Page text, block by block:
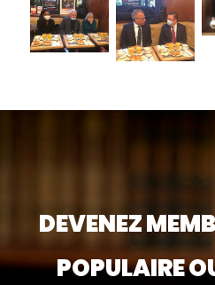
DEVENEZ
POPULAIRE